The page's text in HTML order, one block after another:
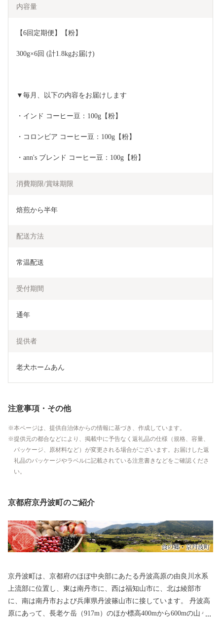
内容量
【6回定期便】【粉】
300g×6回 (計1.8kgお届け)
▼毎月、以下の内容をお届けします
・インド コーヒー豆：100g【粉】
・コロンビア コーヒー豆：100g【粉】
・ann's ブレンド コーヒー豆：100g【粉】
消費期限/賞味期限
焙煎から半年
配送方法
常温配送
受付期間
通年
提供者
老犬ホームあん
注意事項・その他
本ページは、提供自治体からの情報に基づき、作成しています。
提供元の都合などにより、掲載中に予告なく返礼品の仕様（規格、容量、
パッケージ、原材料など）が変更される場合がございます。お届けした返
礼品のパッケージやラベルに記載されている注意書きなどをご確認くださ
い。
京都府京丹波町のご紹介
京丹波町は、京都府のほぼ中央部にあたる丹波高原の由良川水系
上流部に位置し、東は南丹市に、西は福知山市に、北は綾部市
に、南は南丹市および兵庫県丹波篠山市に接しています。 丹波高
原にあって、長老ケ岳（917m）のほか標高400mから600mの山々